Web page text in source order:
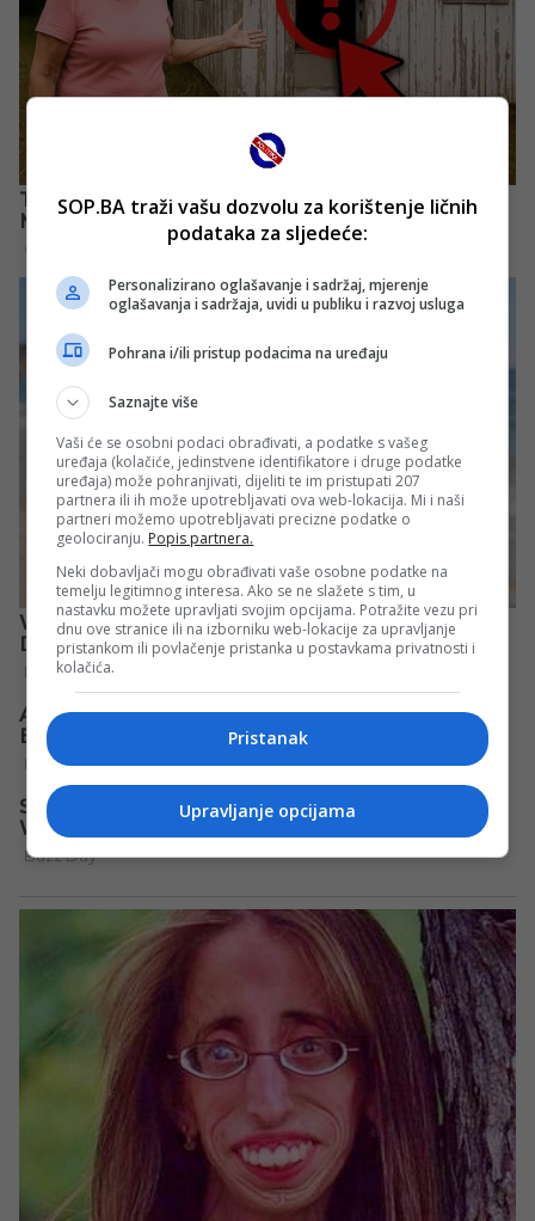
SOP.BA traži vašu dozvolu za korištenje ličnih
podataka za sljedeće:
Personalizirano oglašavanje i sadržaj, mjerenje
oglašavanja i sadržaja, uvidi u publiku i razvoj usluga
Pohrana i/ili pristup podacima na uređaju
Saznajte više
Vaši će se osobni podaci obrađivati, a podatke s vašeg
uređaja (kolačiće, jedinstvene identifikatore i druge podatke
uređaja) može pohranjivati, dijeliti te im pristupati 207
partnera ili ih može upotrebljavati ova web-lokacija. Mi i naši
partneri možemo upotrebljavati precizne podatke o
geolociranju. Popis partnera.
Neki dobavljači mogu obrađivati vaše osobne podatke na
temelju legitimnog interesa. Ako se ne slažete s tim, u
nastavku možete upravljati svojim opcijama. Potražite vezu pri
dnu ove stranice ili na izborniku web-lokacije za upravljanje
pristankom ili povlačenje pristanka u postavkama privatnosti i
kolačića.
Pristanak
Upravljanje opcijama